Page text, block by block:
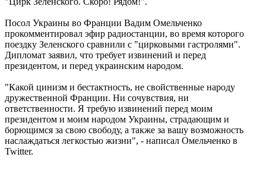
Посол Украины во Франции Вадим Омельченко
прокомментировал эфир радиостанции, во время которого
поездку Зеленского сравнили с "цирковыми гастролями".
Дипломат заявил, что требует извинений и перед
президентом, и перед украинским народом.
"Какой цинизм и бестактность, не свойственные народу
дружественной Франции. Ни сочувствия, ни
ответственности. Я требую извинений перед моим
президентом и моим народом Украины, страдающим и
борющимся за свою свободу, а также за вашу возможность
наслаждаться легкостью жизни", - написал Омельченко в
Twitter.